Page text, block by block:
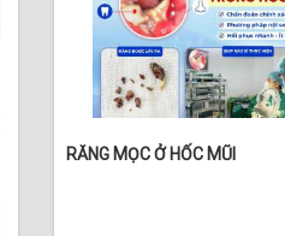
RĂNG MỌC Ở HỐC MŨI